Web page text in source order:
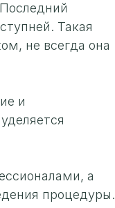
Такая
не всегда она
и
а
процедуры.